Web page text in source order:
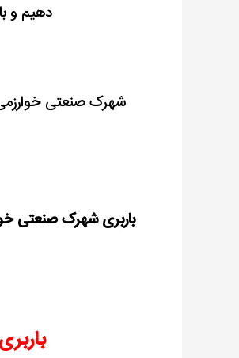
دهیم و
شهرک صنعتی خوارزمی واقع در 45 کیلومتری استان
باربری شهرک صنعتی